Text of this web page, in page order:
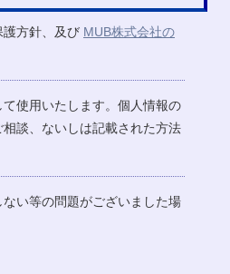
護方針、及び MUB株式会社の
使用いたします。個人情報の
談、ないしは記載された方法
い等の問題がございました場